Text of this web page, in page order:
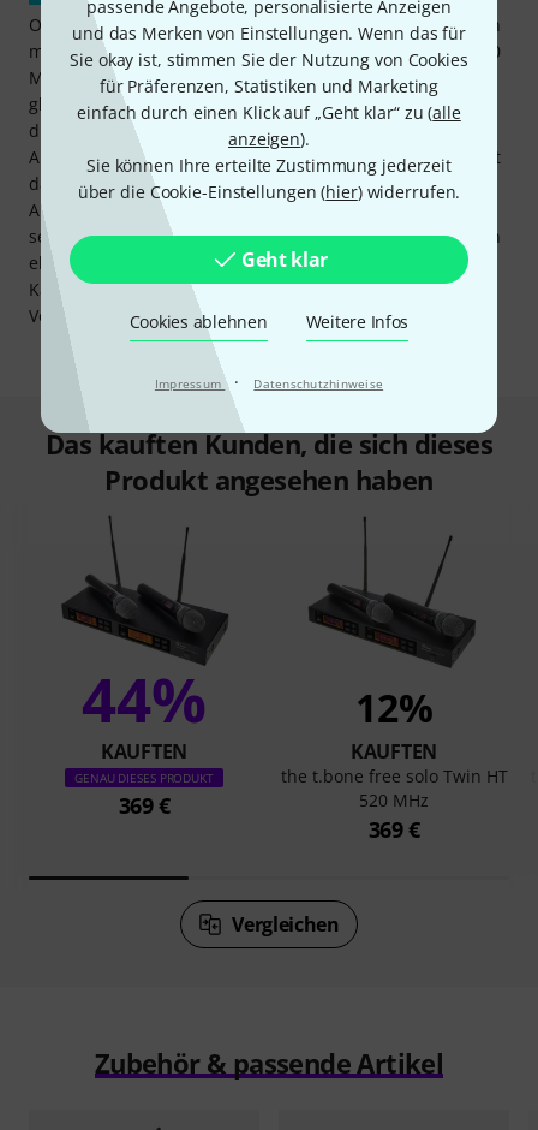
passende Angebote, personalisierte Anzeigen
und das Merken von Einstellungen. Wenn das für
Sie okay ist, stimmen Sie der Nutzung von Cookies
für Präferenzen, Statistiken und Marketing
einfach durch einen Klick auf „Geht klar“ zu (alle
anzeigen).
Sie können Ihre erteilte Zustimmung jederzeit
über die Cookie-Einstellungen (hier) widerrufen.
Geht klar
Cookies ablehnen Weitere Infos
Impressum · Datenschutzhinweise
Ob im Proberaum oder auf der Bühne: Bandsänger können
mit dem Funkmikrofon-Set the t.bone free solo Twin HT 590
MHz kinderleicht lästiges Kabelwirrwarr loswerden. Völlig
gleich, ob in der Hand des Frontsängers und im Stativ für
die Backing-Vocals, hier heißt es auspacken und loslegen.
Aber auch Hochzeitssängern, die als Duo auftreten, verhilft
das the t.bone free solo Twin HT 590 MHz mit wenig
Aufwand zu mehr Bewegungsfreiheit. Und
selbstverständlich können Moderatoren und Präsentatoren
ebenso mit diesem Funkset weite Wege ganz ohne
Kabelsalat gehen und erhalten dennoch zuverlässig ihren
Vocal-Sound.
Das kauften Kunden, die sich dieses
Produkt angesehen haben
44%
KAUFTEN
GENAU DIESES PRODUKT
369 €
12%
KAUFTEN
the t.bone free solo Twin HT
520 MHz
369 €
Vergleichen
Zubehör & passende Artikel